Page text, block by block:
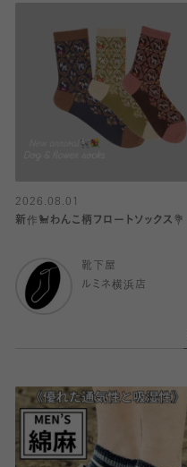
2026.08.01
新作🐩わんこ柄フロートソックス💐
靴下屋
ルミネ横浜店